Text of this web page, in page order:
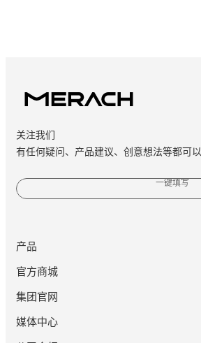
关注我们
有任何疑问、产品建议、创意想法等都可以
一键填写
产品
官方商城
集团官网
媒体中心